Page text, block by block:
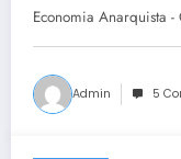
Economia Anarquista
Admin 5